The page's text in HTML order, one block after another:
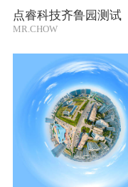
点睿科技齐鲁园测试
MR.CHOW